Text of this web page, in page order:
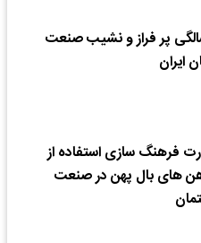
سالگی پر فراز و نشیب صنعت
ایران
فرهنگ سازی استفاده از
های بال پهن در صنعت